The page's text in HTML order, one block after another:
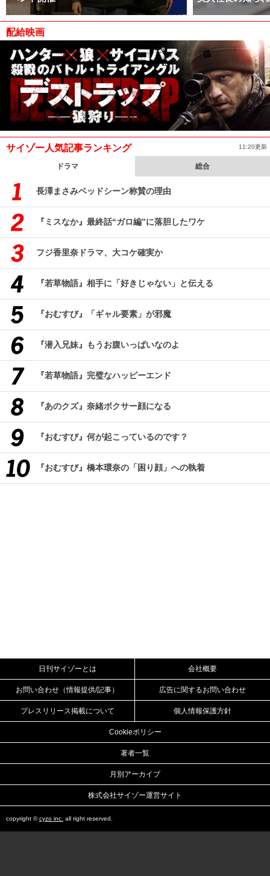
配給映画
サイゾー人気記事ランキング 11:20更新
ドラマ 総合
長澤まさみベッドシーン称賛の理由
『ミスなか』最終話“ガロ編”に落胆したワケ
フジ香里奈ドラマ、大コケ確実か
『若草物語』相手に「好きじゃない」と伝える
『おむすび』「ギャル要素」が邪魔
『潜入兄妹』もうお腹いっぱいなのよ
『若草物語』完璧なハッピーエンド
『あのクズ』奈緒ボクサー顔になる
『おむすび』何が起こっているのです？
『おむすび』橋本環奈の「困り顔」への執着
日刊サイゾーとは 会社概要
お問い合わせ（情報提供/記事） 広告に関するお問い合わせ
プレスリリース掲載について 個人情報保護方針
Cookieポリシー
著者一覧
月別アーカイブ
株式会社サイゾー運営サイト
copyright ©cyzo inc. all right reserved.